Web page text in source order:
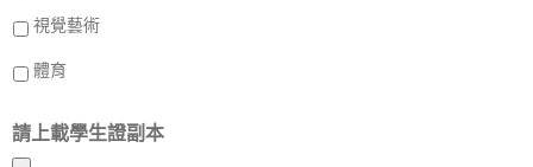
視覺藝術
體育
請上載學生證副本